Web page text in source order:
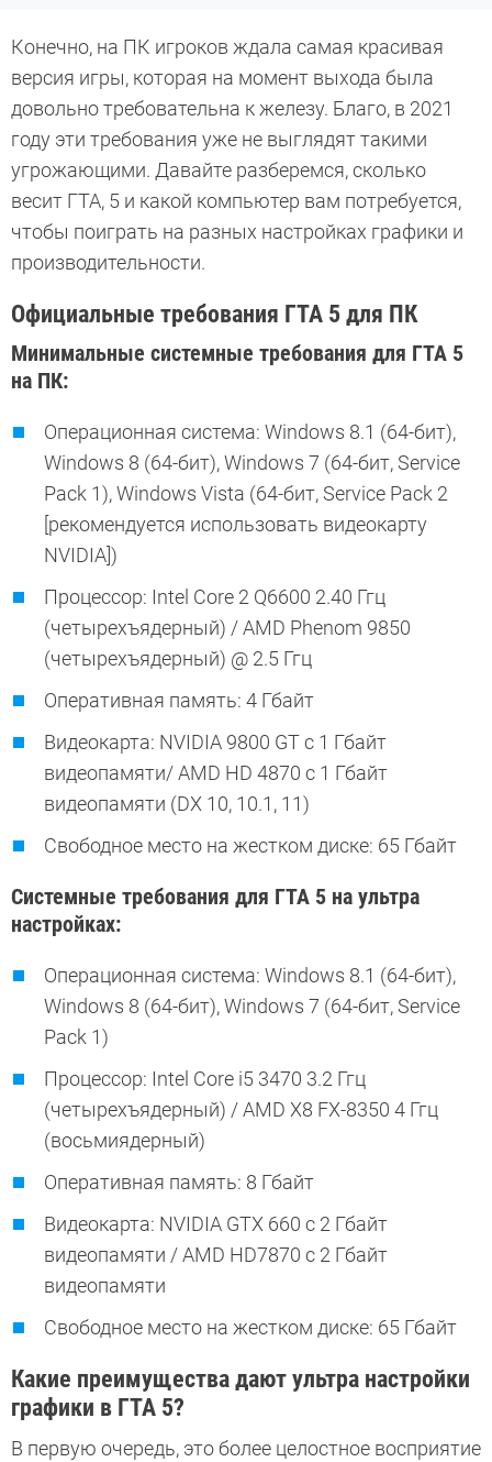
Конечно, на ПК игроков ждала самая красивая
версия игры, которая на момент выхода была
довольно требовательна к железу. Благо, в 2021
году эти требования уже не выглядят такими
угрожающими. Давайте разберемся, сколько
весит ГТА, 5 и какой компьютер вам потребуется,
чтобы поиграть на разных настройках графики и
производительности.
Официальные требования ГТА 5 для ПК
Минимальные системные требования для ГТА 5
на ПК:
Операционная система: Windows 8.1 (64-бит),
Windows 8 (64-бит), Windows 7 (64-бит, Service
Pack 1), Windows Vista (64-бит, Service Pack 2
[рекомендуется использовать видеокарту
NVIDIA])
Процессор: Intel Core 2 Q6600 2.40 Ггц
(четырехъядерный) / AMD Phenom 9850
(четырехъядерный) @ 2.5 Ггц
Оперативная память: 4 Гбайт
Видеокарта: NVIDIA 9800 GT c 1 Гбайт
видеопамяти/ AMD HD 4870 с 1 Гбайт
видеопамяти (DX 10, 10.1, 11)
Свободное место на жестком диске: 65 Гбайт
Системные требования для ГТА 5 на ультра
настройках:
Операционная система: Windows 8.1 (64-бит),
Windows 8 (64-бит), Windows 7 (64-бит, Service
Pack 1)
Процессор: Intel Core i5 3470 3.2 Ггц
(четырехъядерный) / AMD X8 FX-8350 4 Ггц
(восьмиядерный)
Оперативная память: 8 Гбайт
Видеокарта: NVIDIA GTX 660 с 2 Гбайт
видеопамяти / AMD HD7870 с 2 Гбайт
видеопамяти
Свободное место на жестком диске: 65 Гбайт
Какие преимущества дают ультра настройки
графики в ГТА 5?
В первую очередь, это более целостное восприятие